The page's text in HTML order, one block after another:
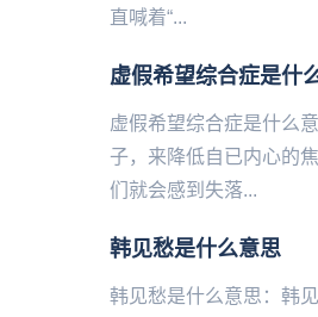
直喊着“...
虚假希望综合症是什
虚假希望综合症是什么
子，来降低自已内心的
们就会感到失落...
韩见愁是什么意思
韩见愁是什么意思：韩